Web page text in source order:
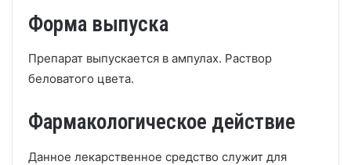
Форма выпуска
Препарат выпускается в ампулах. Раствор
беловатого цвета.
Фармакологическое действие
Данное лекарственное средство служит для